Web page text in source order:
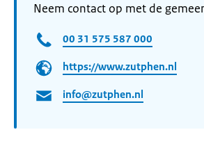
Neem contact op met de
00 31 575 587 000
https://www.zutphen.nl
info@zutphen.nl